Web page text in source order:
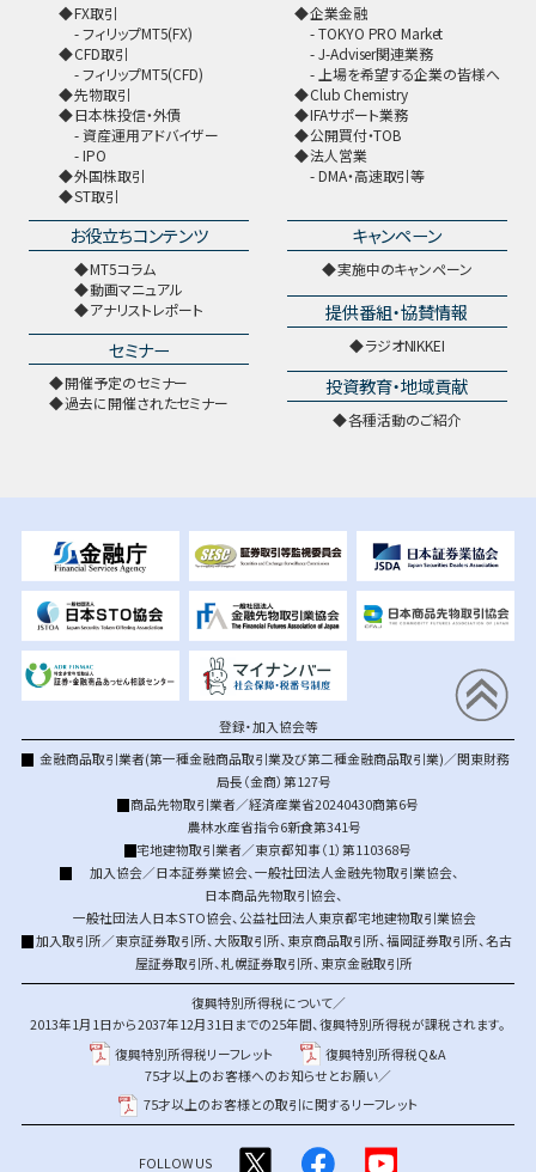
FX取引
フィリップMT5(FX)
CFD取引
フィリップMT5(CFD)
先物取引
日本株投信・外債
資産運用アドバイザー
IPO
外国株取引
ST取引
企業金融
TOKYO PRO Market
J-Adviser関連業務
上場を希望する企業の皆様へ
Club Chemistry
IFAサポート業務
公開買付・TOB
法人営業
DMA・高速取引等
お役立ちコンテンツ
MT5コラム
動画マニュアル
アナリストレポート
セミナー
開催予定のセミナー
過去に開催されたセミナー
キャンペーン
実施中のキャンペーン
提供番組・協賛情報
ラジオNIKKEI
投資教育・地域貢献
各種活動のご紹介
登録・加入協会等
金融商品取引業者(第一種金融商品取引業及び第二種金融商品取引業)／関東財務
局長（金商）第127号
商品先物取引業者／経済産業省20240430商第6号
農林水産省指令6新食第341号
宅地建物取引業者／東京都知事（1）第110368号
加入協会／日本証券業協会、一般社団法人金融先物取引業協会、
日本商品先物取引協会、
一般社団法人日本STO協会、公益社団法人東京都宅地建物取引業協会
加入取引所／東京証券取引所、大阪取引所、 東京商品取引所、福岡証券取引所、名古
屋証券取引所、札幌証券取引所、 東京金融取引所
復興特別所得税について／
2013年1月1日から2037年12月31日までの25年間、復興特別所得税が課税されます。
復興特別所得税リーフレット
復興特別所得税Q&A
75才以上のお客様へのお知らせとお願い／
75才以上のお客様との取引に関するリーフレット
FOLLOW US